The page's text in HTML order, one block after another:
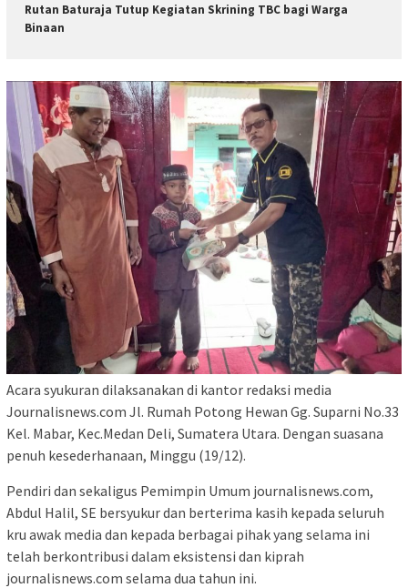
Rutan Baturaja Tutup Kegiatan Skrining TBC bagi Warga
Binaan
Acara syukuran dilaksanakan di kantor redaksi media
Journalisnews.com Jl. Rumah Potong Hewan Gg. Suparni No.33
Kel. Mabar, Kec.Medan Deli, Sumatera Utara. Dengan suasana
penuh kesederhanaan, Minggu (19/12).
Pendiri dan sekaligus Pemimpin Umum journalisnews.com,
Abdul Halil, SE bersyukur dan berterima kasih kepada seluruh
kru awak media dan kepada berbagai pihak yang selama ini
telah berkontribusi dalam eksistensi dan kiprah
journalisnews.com selama dua tahun ini.